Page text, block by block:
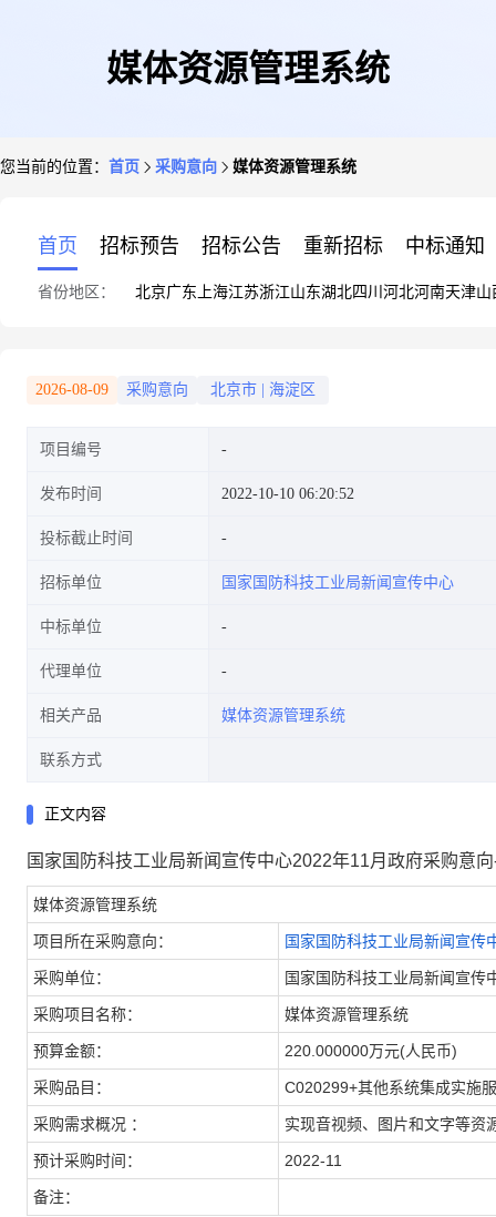
媒体资源管理系统
您当前的位置： 首页 采购意向 媒体资源管理系统
首页 招标预告 招标公告 重新招标 中标通知
省份地区： 北京广东 上海江苏浙江山东湖北四川 河北河南天津山
2026-08-09 采购意向 北京市 海淀区
项目编号
发布时间 2022-10-10 06:20:52
投标截止时间
招标单位 国家国防科技工业局新闻宣传中心
中标单位
代理单位
相关产品 媒体资源管理系统
联系方式
正文内容
国家国防科技工业局新闻宣传中心2022年11月政府采购意
媒体资源管理系统
项目所在采购意向： 国家国防科技工业局新闻宣传
采购单位： 国家国防科技工业局新闻宣传
采购项目名称： 媒体资源管理系统
预算金额： 220.000000万元(人民币)
采购品目： C020299+其他系统集成实施
采购需求概况 ： 实现音视频、图片和文字等资
预计采购时间： 2022-11
备注：